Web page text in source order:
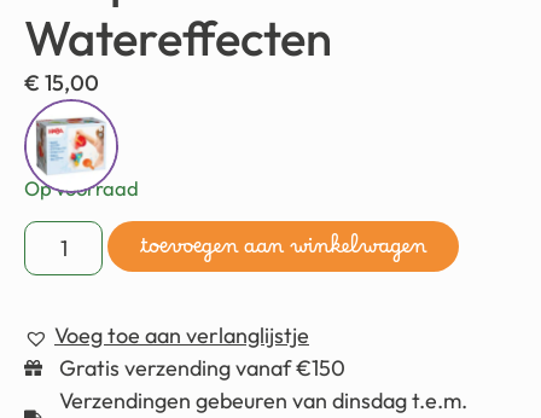
Watereffecten
€ 15,00
Op voorraad
toevoegen aan winkelwagen
Voeg toe aan verlanglijstje
Gratis verzending vanaf €150
Verzendingen gebeuren van dinsdag t.e.m.